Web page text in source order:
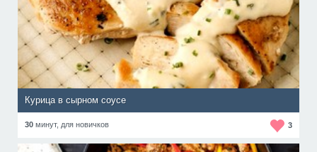
Курица в сырном соусе
30 минут, для новичков 3